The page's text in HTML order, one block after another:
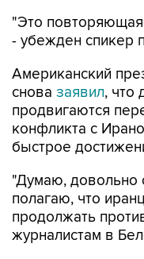
"Это
- убежден спикер
Американский
снова заявил, что
продвигаются
конфликта с
быстрое
"Думаю, довольно
полагаю, что
продолжать
журналистам в